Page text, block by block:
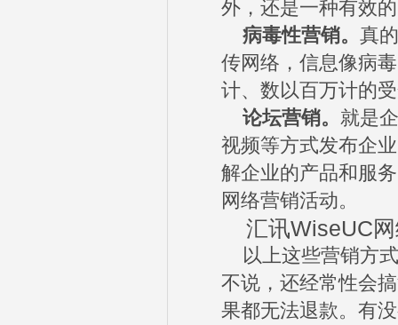
外，还是一种有效
病毒性营销。 真
传网络，信息像病
计、数以百万计的
论坛营销。 就是
视频等方式发布企
解企业的产品和服
网络营销活动。
汇讯WiseUC网
以上这些营销方
不说，还经常性会
果都无法退款。有